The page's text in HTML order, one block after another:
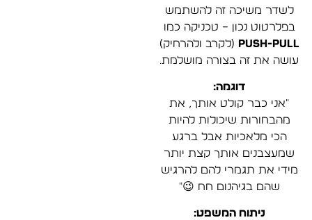
לשדר משיכה זה להשתמש
בפלרטוט נכון – טכניקה כמו
Push-Pull (לקרב ולהרחיק)
עושה את זה בצורה מושלמת.
דוגמה:
"אני כבר קולט אותך, את
מהבחורות שיכולות להיות
הכי מלאכיות אבל ברגע
שמעצבנים אותך קצת יותר
מידי את תגמרי להם להרגיש
שהם בגיהנום חח 😉"
ניתוח המשפט: